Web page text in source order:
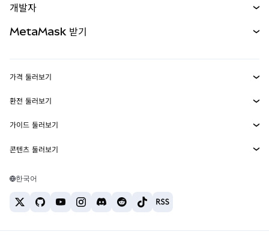
무기한 선물
실물자산
개발자
MetaMask Connect
Snaps
웹3 서비스
MetaMask 받기
보안
고객 지원
채용
가격 둘러보기
이더리움 가격
솔라나 가격
테더 가격
환전 둘러보기
ETH를 USD로 환전
USDT를 INR로 환전
BTC를 INR로 환전
ETH를 USDT로 환전
가이드 둘러보기
ETH 매수
USDT 매수
콘텐츠 둘러보기
솔라나 지갑
한국어